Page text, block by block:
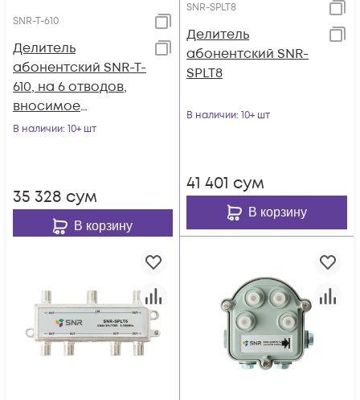
SNR-T-610
Делитель
абонентский SNR-T-
610, на 6 отводов,
вносимое
затухание IN-TAP
В наличии: 10+ шт
35 328 сум
В корзину
SNR-SPLT8
Делитель
абонентский SNR-
SPLT8
В наличии: 10+ шт
41 401 сум
В корзину